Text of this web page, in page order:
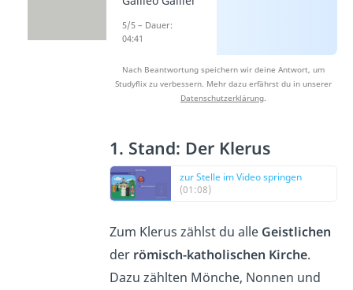
Nach Beantwortung speichern wir deine Antwort, um
Studyflix zu verbessern. Mehr dazu erfährst du in unserer
Datenschutzerklärung.
1. Stand: Der Klerus
zur Stelle im Video springen
(01:08)
Zum Klerus zählst du alle Geistlichen
der römisch-katholischen Kirche.
Dazu zählten Mönche, Nonnen und
5/5 – Dauer:
04:41